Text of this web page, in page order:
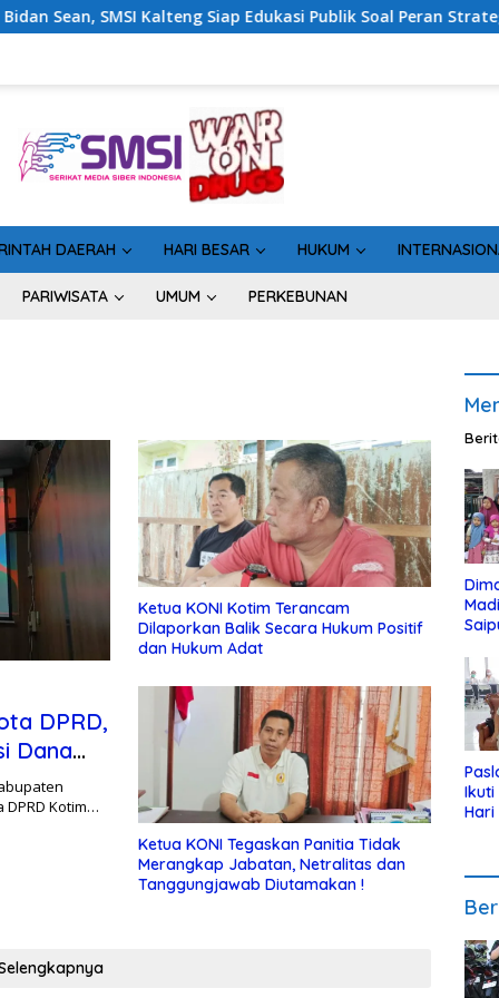
Kalteng Siap Edukasi Publik Soal Peran Strategis DPD RI
DAERAH HARI BESAR HUKUM
PARIWISATA UMUM PERKEBUNAN
DPRD,
Dana
Kotim…
Ketua KONI Kotim Terancam
Dilaporkan Balik Secara Hukum Positif
dan Hukum Adat
Ketua KONI Tegaskan Panitia Tidak
Merangkap Jabatan, Netralitas dan
Tanggungjawab Diutamakan !
Ikuti
Hari